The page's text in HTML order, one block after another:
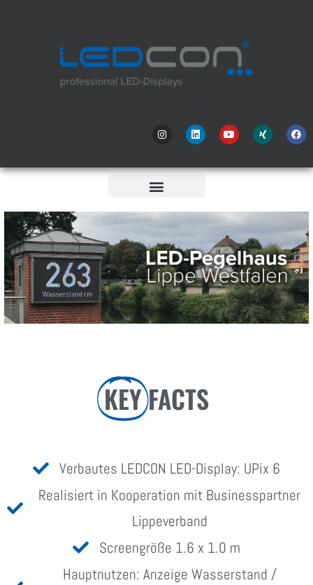
KEYFACTS
Verbautes LEDCON LED-Display: UPix 6
Realisiert in Kooperation mit Businesspartner
Lippeverband
Screengröße 1.6 x 1.0 m
Hauptnutzen: Anzeige Wasserstand /